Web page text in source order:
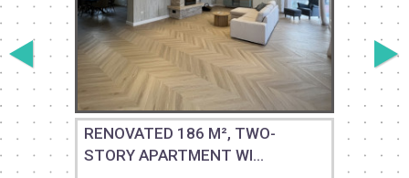
RENOVATED 186 M², TWO-
STORY APARTMENT WI...